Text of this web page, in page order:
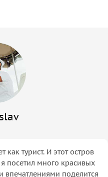
как турист. И этот остров
посетил много красивых
впечатлениями поделится